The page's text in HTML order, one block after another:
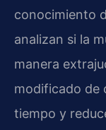
conocimiento
analizan si la
manera
modificado de
tiempo y